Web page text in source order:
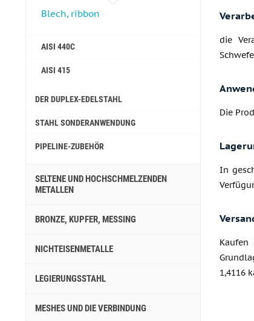
Blech, ribbon
AISI 440C
AISI 415
DER DUPLEX-EDELSTAHL
STAHL SONDERANWENDUNG
PIPELINE-ZUBEHÖR
SELTENE UND HOCHSCHMELZENDEN
METALLEN
BRONZE, KUPFER, MESSING
NICHTEISENMETALLE
LEGIERUNGSSTAHL
MESHES UND DIE VERBINDUNG
die
Die
In
Kaufen
1,4116